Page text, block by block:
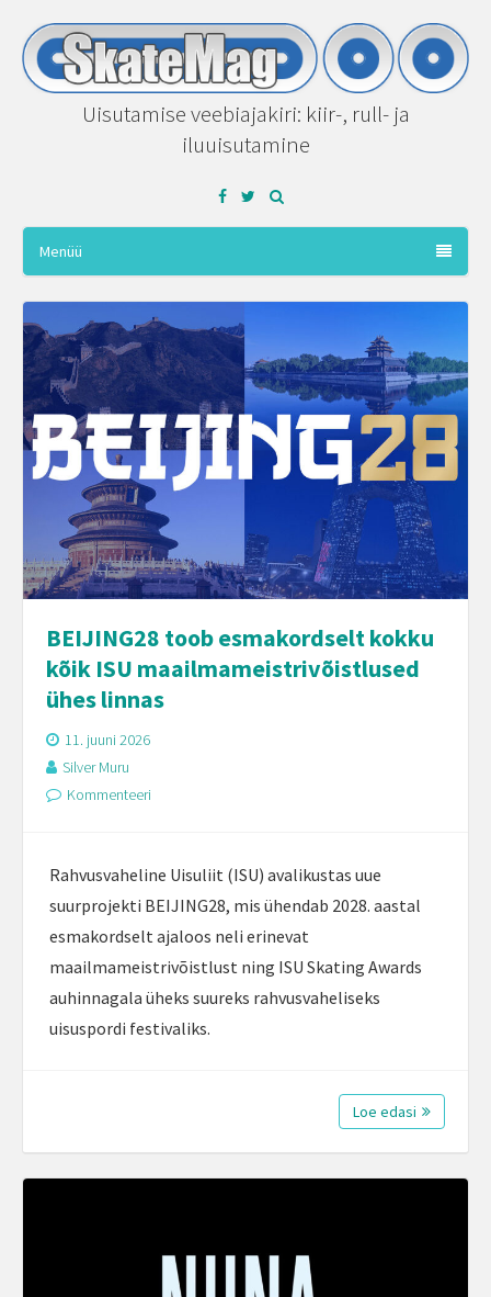
Uisutamise veebiajakiri: kiir-, rull- ja
iluuisutamine
Facebook
Twitter
Menüü
BEIJING28 toob esmakordselt kokku
kõik ISU maailmameistrivõistlused
ühes linnas
11. juuni 2026
Silver Muru
Kommenteeri
Rahvusvaheline Uisuliit (ISU) avalikustas uue
suurprojekti BEIJING28, mis ühendab 2028. aastal
esmakordselt ajaloos neli erinevat
maailmameistrivõistlust ning ISU Skating Awards
auhinnagala üheks suureks rahvusvaheliseks
uisuspordi festivaliks.
Loe edasi